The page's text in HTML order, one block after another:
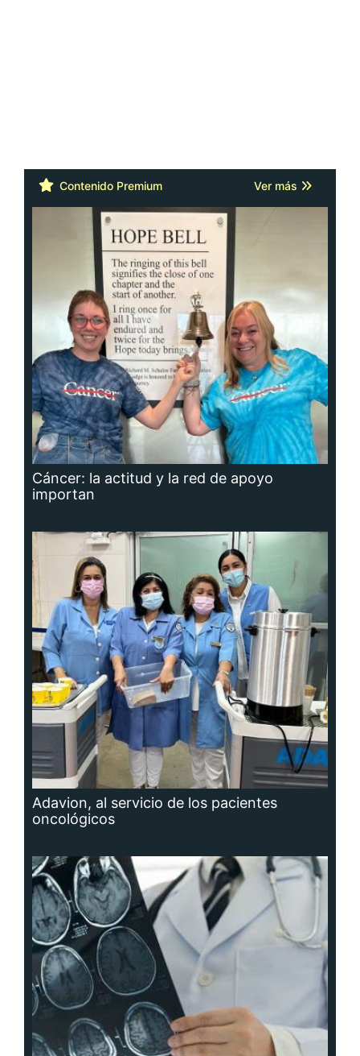
Contenido Premium Ver más
Cáncer: la actitud y la red de apoyo
importan
Adavion, al servicio de los pacientes
oncológicos